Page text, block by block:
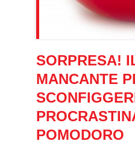
SORPRESA!
MANCANTE
POMODORO